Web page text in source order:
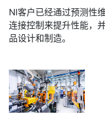
NI客户已经通过预测性
连接控制来提升性能，
品设计和制造。